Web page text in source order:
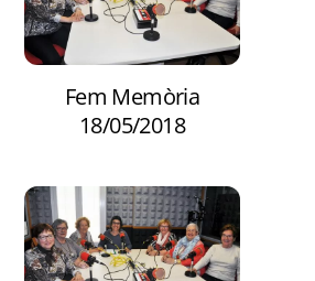
Fem Memòria
18/05/2018